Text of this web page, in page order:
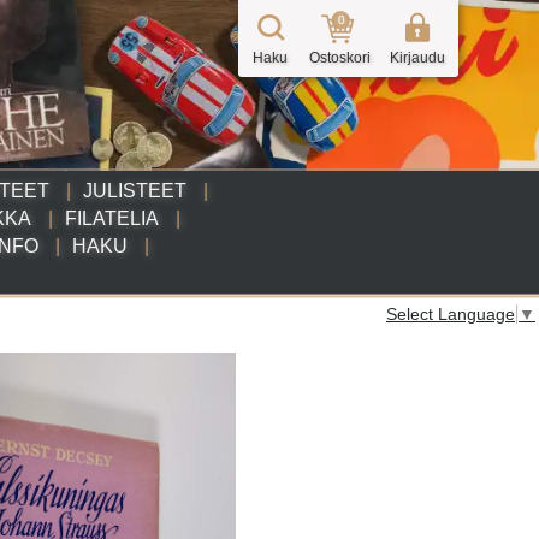
JULISTEET
FILATELIA
HAKU
Haku
0
Ostoskori Kirjaudu
Select Language ▼